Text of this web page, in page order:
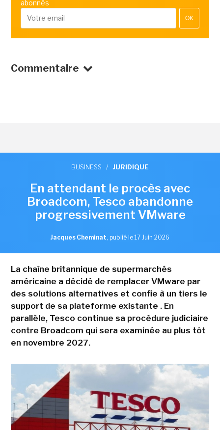
abonnés
OK
Commentaire
BUSINESS / JURIDIQUE
En attendant le procès avec
Broadcom, Tesco abandonne
progressivement VMware
Jacques Cheminat, publié le 17 Juin 2026
La chaîne britannique de supermarchés
américaine a décidé de remplacer VMware par
des solutions alternatives et confie à un tiers le
support de sa plateforme existante . En
parallèle, Tesco continue sa procédure judiciaire
contre Broadcom qui sera examinée au plus tôt
en novembre 2027.